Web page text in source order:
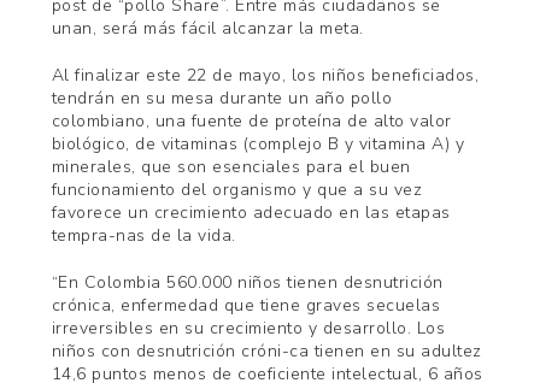
post de “pollo Share”. Entre más ciudadanos se
unan, será más fácil alcanzar la meta.
Al finalizar este 22 de mayo, los niños beneficiados,
tendrán en su mesa durante un año pollo
colombiano, una fuente de proteína de alto valor
biológico, de vitaminas (complejo B y vitamina A) y
minerales, que son esenciales para el buen
funcionamiento del organismo y que a su vez
favorece un crecimiento adecuado en las etapas
tempra-nas de la vida.
“En Colombia 560.000 niños tienen desnutrición
crónica, enfermedad que tiene graves secuelas
irreversibles en su crecimiento y desarrollo. Los
niños con desnutrición cróni-ca tienen en su adultez
14,6 puntos menos de coeficiente intelectual, 6 años